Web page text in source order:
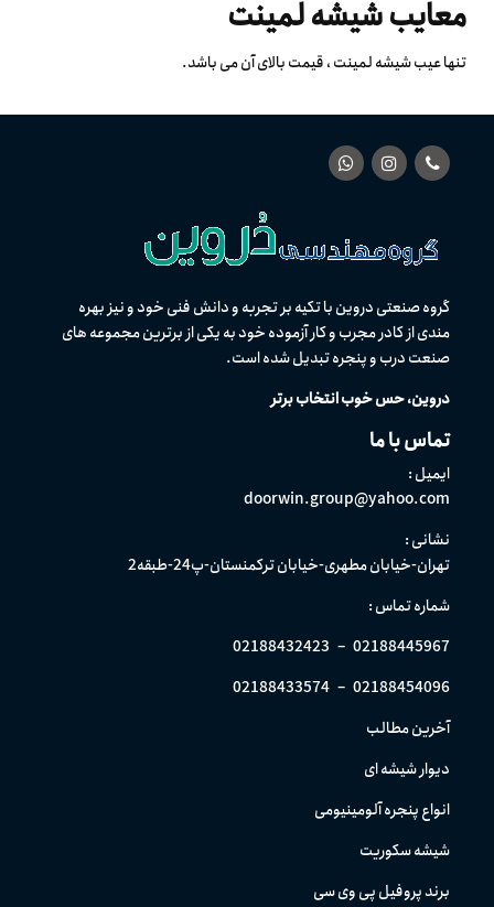
معایب شیشه لمینت
تنها عیب شیشه لمینت ، قیمت بالای آن می باشد.
گروه صنعتی دروین با تکیه بر تجربه و دانش فنی خود و نیز بهره
مندی از كادر مجرب و کار آزموده خود به یکی از برترین مجموعه های
صنعت درب و پنجره تبدیل شده است.
دروین، حس خوب انتخاب برتر
تماس با ما
ایمیل :
doorwin.group@yahoo.com
نشانی :
تهران-خیابان مطهری-خیابان ترکمنستان-پ24-طبقه2
شماره تماس :
02188445967
–
02188432423
02188454096
–
02188433574
آخرین مطالب
دیوار شیشه ای
انواع پنجره آلومینیومی
شیشه سکوریت
برند پروفیل پی وی سی